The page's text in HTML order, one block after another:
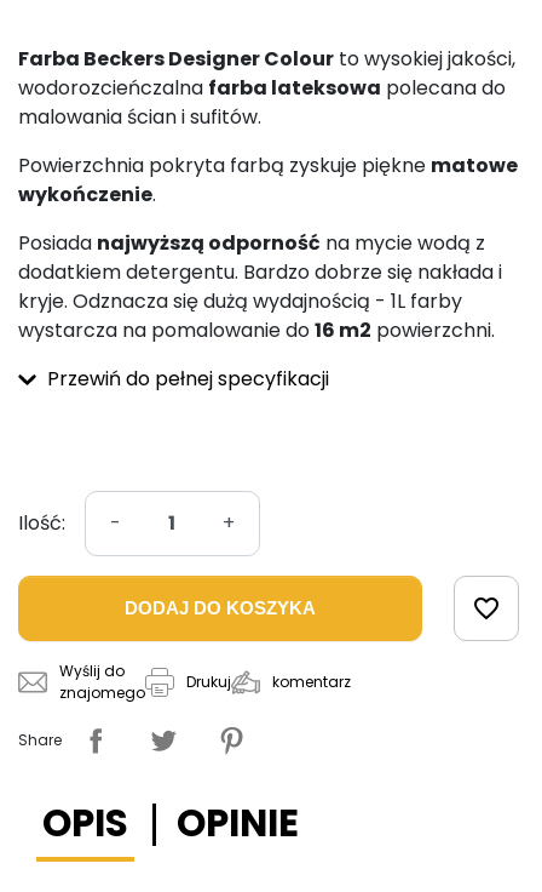
Farba Beckers Designer Colour to wysokiej jakości,
wodorozcieńczalna farba lateksowa polecana do
malowania ścian i sufitów.
Powierzchnia pokryta farbą zyskuje piękne matowe
wykończenie.
Posiada najwyższą odporność na mycie wodą z
dodatkiem detergentu. Bardzo dobrze się nakłada i
kryje. Odznacza się dużą wydajnością - 1L farby
wystarcza na pomalowanie do16 m2 powierzchni.
Przewiń do pełnej specyfikacji
Ilość: - +
DODAJ DO KOSZYKA favorite_border
Wyślij do
znajomego
Drukuj komentarz
Share
OPIS OPINIE